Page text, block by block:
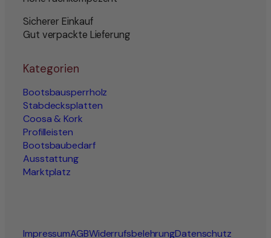
Sicherer Einkauf
Gut verpackte Lieferung
Kategorien
Bootsbausperrholz
Stabdecksplatten
Coosa & Kork
Profilleisten
Bootsbaubedarf
Ausstattung
Marktplatz
ImpressumAGBWiderrufsbelehrungDatenschutz